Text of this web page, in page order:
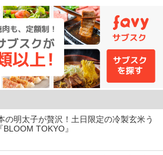
の明太子が贅沢！土日限定の冷製玄米う
TOKYO』